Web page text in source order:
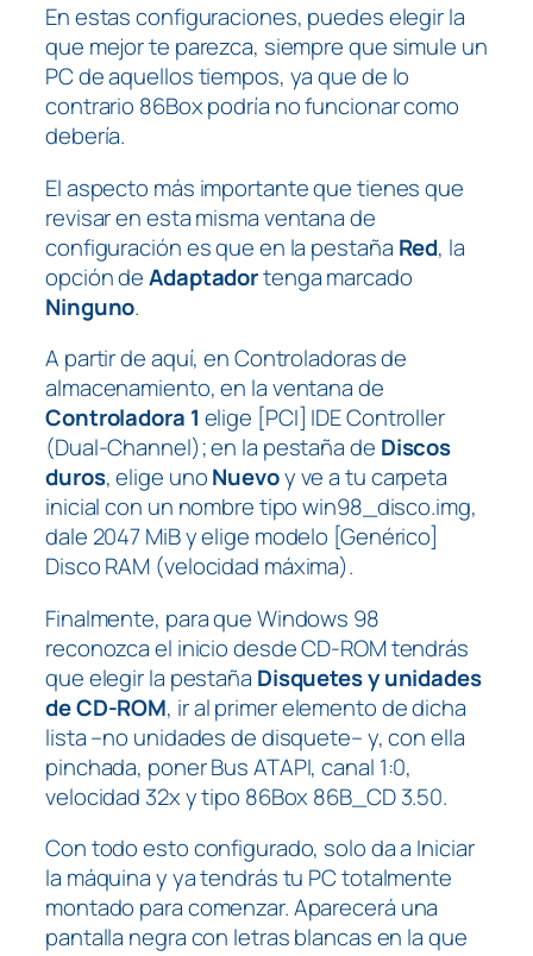
En estas configuraciones, puedes elegir la
que mejor te parezca, siempre que simule un
PC de aquellos tiempos, ya que de lo
contrario 86Box podría no funcionar como
debería.
El aspecto más importante que tienes que
revisar en esta misma ventana de
configuración es que en la pestaña Red, la
opción deAdaptadortenga marcado
Ninguno.
A partir de aquí, en Controladoras de
almacenamiento, en la ventana de
Controladora 1 elige [PCI] IDE Controller
(Dual-Channel); en la pestaña de Discos
duros, elige unoNuevoy ve a tu carpeta
inicial con un nombre tipo win98_disco.img,
dale 2047 MiB y elige modelo [Genérico]
Disco RAM (velocidad máxima).
Finalmente, para que Windows 98
reconozca el inicio desde CD-ROM tendrás
que elegir la pestaña Disquetes y unidades
de CD-ROM, ir al primer elemento de dicha
lista –no unidades de disquete– y, con ella
pinchada, poner Bus ATAPI, canal 1:0,
velocidad 32x y tipo 86Box 86B_CD 3.50.
Con todo esto configurado, solo da a Iniciar
la máquina y ya tendrás tu PC totalmente
montado para comenzar. Aparecerá una
pantalla negra con letras blancas en la que